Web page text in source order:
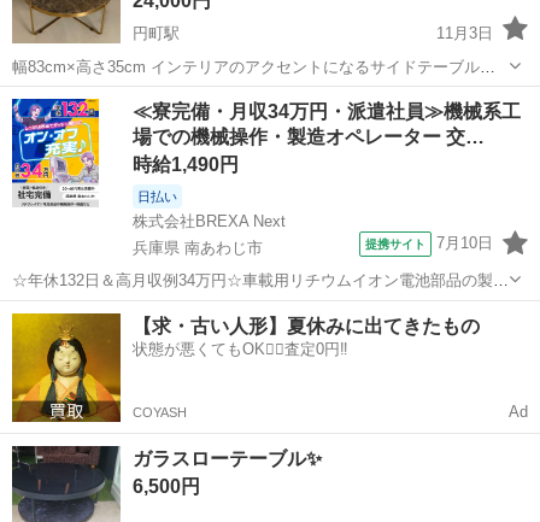
円町駅
11月3日
幅83cm×高さ35cm インテリアのアクセントになるサイドテーブル。
フレームはアンティーク調の真鍮。 天板には大理石を合わせていま
す。 ◆幅83cm・高さ35cmです。 重厚感のある大理石の天板とスマー
トな細いステンレス...
京都 京都市 円町駅 テーブル 天板
≪寮完備・月収34万円・派遣社員≫機械系工
場での機械操作・製造オペレーター 交…
時給1,490円
日払い
株式会社BREXA Next
兵庫県 南あわじ市
提携サイト 7月10日
☆年休132日＆高月収例34万円☆車載用リチウムイオン電池部品の製造
／4勤2休でオフも充実♪／家具・家電付き社宅あり＆前払いで生活支援
物資が受け取れる◎／20〜40代男女活躍中！ 車載用リチウムイオン電
池部品の製造 車載用...
兵庫 南あわじ市 その他
【求・古い人形】夏休みに出てきたもの
状態が悪くてもOK🙆‍♀️査定0円‼️
COYASH Ad
ガラスローテーブル✨
6,500円